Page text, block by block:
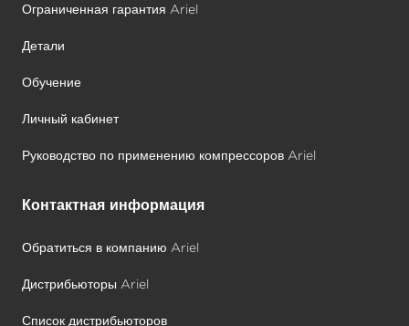
Ограниченная гарантия Ariel
Детали
Обучение
Личный кабинет
Руководство по применению компрессоров Ariel
Контактная информация
Обратиться в компанию Ariel
Дистрибьюторы Ariel
Список дистрибьюторов